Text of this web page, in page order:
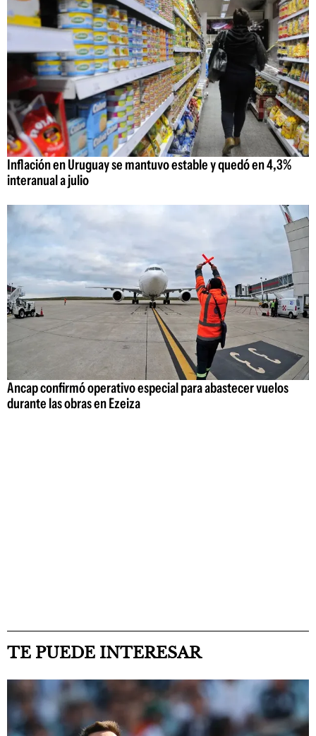
Inflación en Uruguay se mantuvo estable y quedó en 4,3%
interanual a julio
Ancap confirmó operativo especial para abastecer vuelos
durante las obras en Ezeiza
TE PUEDE INTERESAR